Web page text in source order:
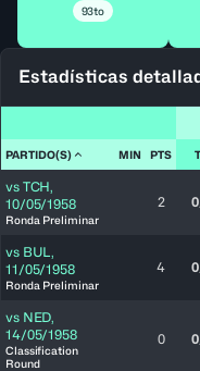
93to
Estadísticas
PARTIDO(S) MIN PTS
vs TCH,
10/05/1958
Ronda Preliminar
2
vs BUL,
11/05/1958
Ronda Preliminar
4
vs NED,
14/05/1958
Classification
Round
0